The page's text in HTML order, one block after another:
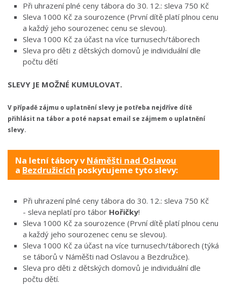
Při uhrazení plné ceny tábora do 30. 12.: sleva 750 Kč
Sleva 1000 Kč za sourozence (První dítě platí plnou cenu
a každý jeho sourozenec cenu se slevou).
Sleva 1000 Kč za účast na více turnusech/táborech
Sleva pro děti z dětských domovů je individuální dle
počtu dětí
SLEVY JE MOŽNÉ KUMULOVAT.
V případě zájmu o uplatnění slevy je potřeba nejdříve dítě
přihlásit na tábor a poté napsat email se zájmem o uplatnění
slevy.
Na letní tábory vNáměšti nad Oslavou
a Bezdružicích poskytujeme tyto slevy:
Při uhrazení plné ceny tábora do 30. 12.: sleva 750 Kč
- sleva neplatí pro tábor Hořičky!
Sleva 1000 Kč za sourozence (První dítě platí plnou cenu
a každý jeho sourozenec cenu se slevou).
Sleva 1000 Kč za účast na více turnusech/táborech (týká
se táborů v Náměšti nad Oslavou a Bezdružice).
Sleva pro děti z dětských domovů je individuální dle
počtu dětí.